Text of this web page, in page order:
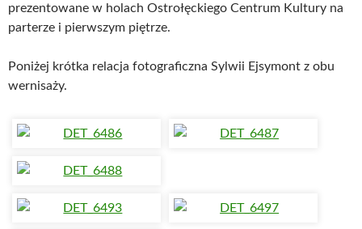
prezentowane w holach Ostrołęckiego Centrum Kultury na
parterze i pierwszym piętrze.
Poniżej krótka relacja fotograficzna Sylwii Ejsymont z obu
wernisaży.